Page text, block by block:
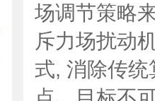
场调节策略
斥力场扰动
式, 消除传